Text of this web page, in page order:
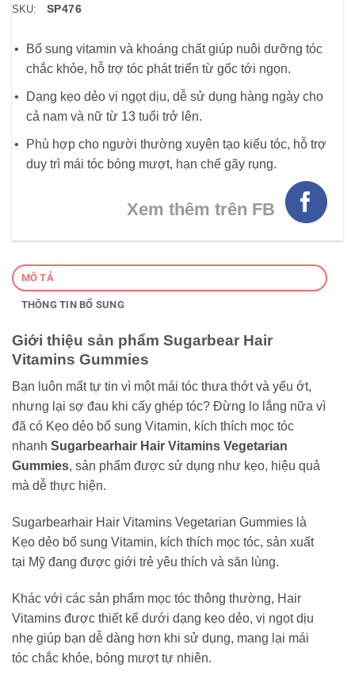
SKU: SP476
Bổ sung vitamin và khoáng chất giúp nuôi dưỡng tóc
chắc khỏe, hỗ trợ tóc phát triển từ gốc tới ngọn.
Dạng kẹo dẻo vị ngọt dịu, dễ sử dụng hàng ngày cho
cả nam và nữ từ 13 tuổi trở lên.
Phù hợp cho người thường xuyên tạo kiểu tóc, hỗ trợ
duy trì mái tóc bóng mượt, hạn chế gãy rụng.
Xem thêm trên FB
MÔ TẢ
THÔNG TIN BỔ SUNG
Giới thiệu sản phẩm Sugarbear Hair
Vitamins Gummies
Bạn luôn mất tự tin vì một mái tóc thưa thớt và yếu ớt,
nhưng lại sợ đau khi cấy ghép tóc? Đừng lo lắng nữa vì
đã có Kẹo dẻo bổ sung Vitamin, kích thích mọc tóc
nhanh Sugarbearhair Hair Vitamins Vegetarian
Gummies, sản phẩm được sử dụng như kẹo, hiệu quả
mà dễ thực hiện.
Sugarbearhair Hair Vitamins Vegetarian Gummies là
Kẹo dẻo bổ sung Vitamin, kích thích mọc tóc, sản xuất
tại Mỹ đang được giới trẻ yêu thích và săn lùng.
Khác với các sản phẩm mọc tóc thông thường, Hair
Vitamins được thiết kế dưới dạng kẹo dẻo, vị ngọt dịu
nhẹ giúp bạn dễ dàng hơn khi sử dụng, mang lại mái
tóc chắc khỏe, bóng mượt tự nhiên.